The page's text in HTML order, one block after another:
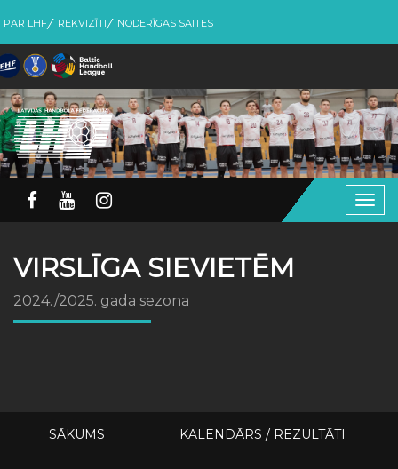
PAR LHF REKVIZĪTI NODERĪGAS SAITES
VIRSLĪGA SIEVIETĒM
2024./2025. gada sezona
SĀKUMS KALENDĀRS / REZULTĀTI